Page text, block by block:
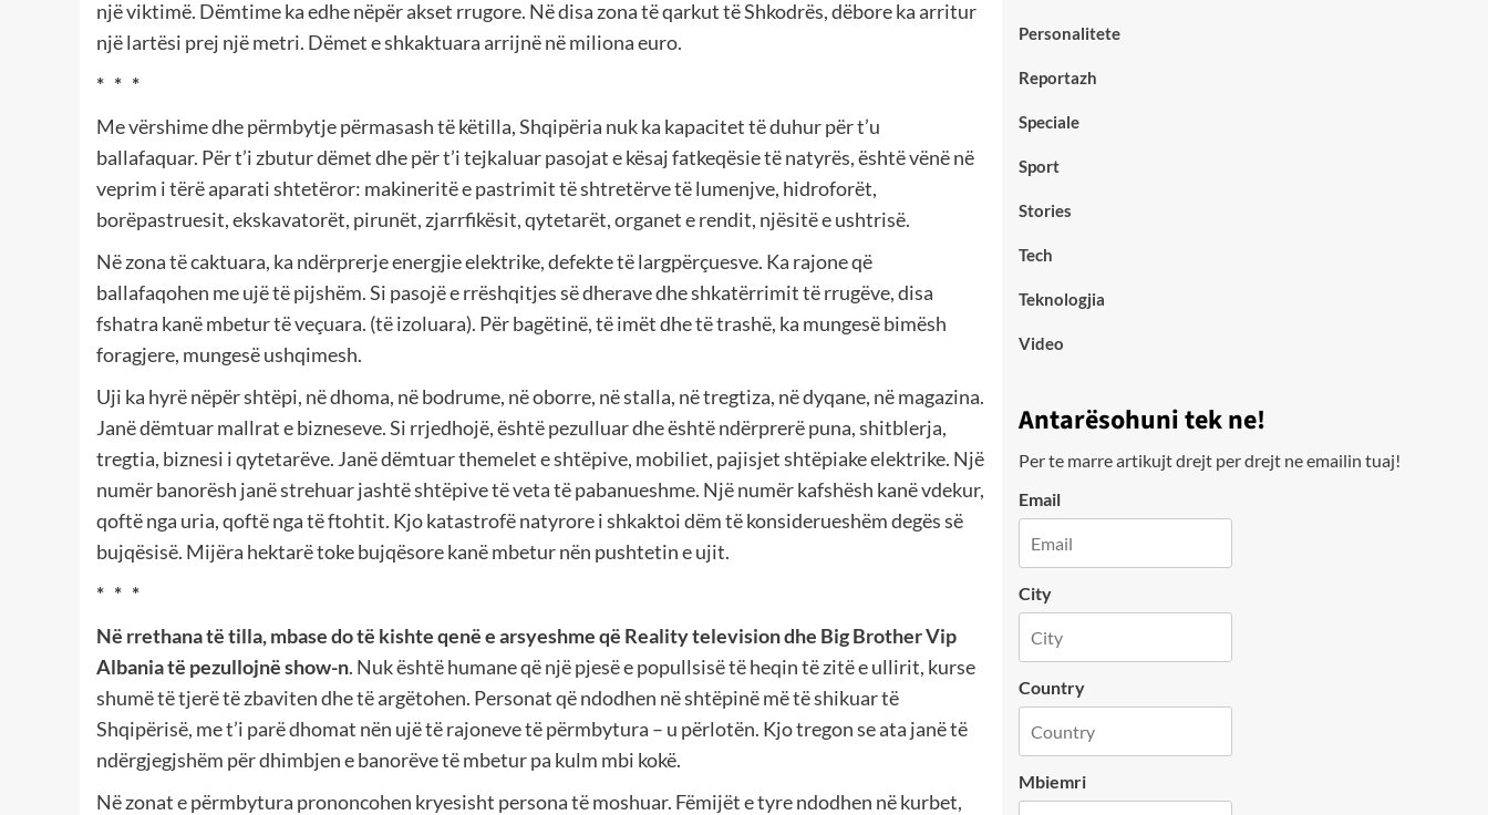
një viktimë. Dëmtime ka edhe nëpër akset rrugore. Në disa zona të qarkut të Shkodrës, dëbore ka arritur
një lartësi prej një metri. Dëmet e shkaktuara arrijnë në miliona euro.
* * *
Me vërshime dhe përmbytje përmasash të këtilla, Shqipëria nuk ka kapacitet të duhur për t’u
ballafaquar. Për t’i zbutur dëmet dhe për t’i tejkaluar pasojat e kësaj fatkeqësie të natyrës, është vënë në
veprim i tërë aparati shtetëror: makineritë e pastrimit të shtretërve të lumenjve, hidroforët,
borëpastruesit, ekskavatorët, pirunët, zjarrfikësit, qytetarët, organet e rendit, njësitë e ushtrisë.
Në zona të caktuara, ka ndërprerje energjie elektrike, defekte të largpërçuesve. Ka rajone që
ballafaqohen me ujë të pijshëm. Si pasojë e rrëshqitjes së dherave dhe shkatërrimit të rrugëve, disa
fshatra kanë mbetur të veçuara. (të izoluara). Për bagëtinë, të imët dhe të trashë, ka mungesë bimësh
foragjere, mungesë ushqimesh.
Uji ka hyrë nëpër shtëpi, në dhoma, në bodrume, në oborre, në stalla, në tregtiza, në dyqane, në magazina.
Janë dëmtuar mallrat e bizneseve. Si rrjedhojë, është pezulluar dhe është ndërprerë puna, shitblerja,
tregtia, biznesi i qytetarëve. Janë dëmtuar themelet e shtëpive, mobiliet, pajisjet shtëpiake elektrike. Një
numër banorësh janë strehuar jashtë shtëpive të veta të pabanueshme. Një numër kafshësh kanë vdekur,
qoftë nga uria, qoftë nga të ftohtit. Kjo katastrofë natyrore i shkaktoi dëm të konsiderueshëm degës së
bujqësisë. Mijëra hektarë toke bujqësore kanë mbetur nën pushtetin e ujit.
* * *
Në rrethana të tilla, mbase do të kishte qenë e arsyeshme që Reality television dhe Big Brother Vip
Albania të pezullojnë show-n. Nuk është humane që një pjesë e popullsisë të heqin të zitë e ullirit, kurse
shumë të tjerë të zbaviten dhe të argëtohen. Personat që ndodhen në shtëpinë më të shikuar të
Shqipërisë, me t’i parë dhomat nën ujë të rajoneve të përmbytura – u përlotën. Kjo tregon se ata janë të
ndërgjegjshëm për dhimbjen e banorëve të mbetur pa kulm mbi kokë.
Në zonat e përmbytura prononcohen kryesisht persona të moshuar. Fëmijët e tyre ndodhen në kurbet,
Personalitete
Reportazh
Speciale
Sport
Stories
Tech
Teknologjia
Video
Antarësohuni tek ne!
Per te marre artikujt drejt per drejt ne emailin tuaj!
Email
City
Country
Mbiemri